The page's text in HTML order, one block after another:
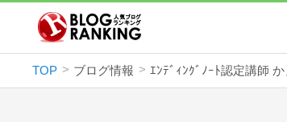
TOP ブログ情報 ｴﾝﾃﾞｨﾝｸﾞﾉｰﾄ認定講師